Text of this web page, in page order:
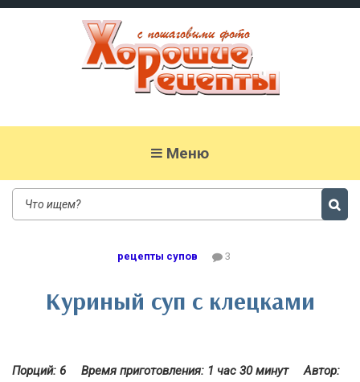
Меню
рецепты супов 3
Куриный суп с клецками
Порций: 6 Время приготовления: 1 час 30 минут
Автор: